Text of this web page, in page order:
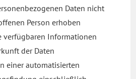
Daten nicht
Person erhoben
verfügbaren Informationen
der Daten
einer automatisierten